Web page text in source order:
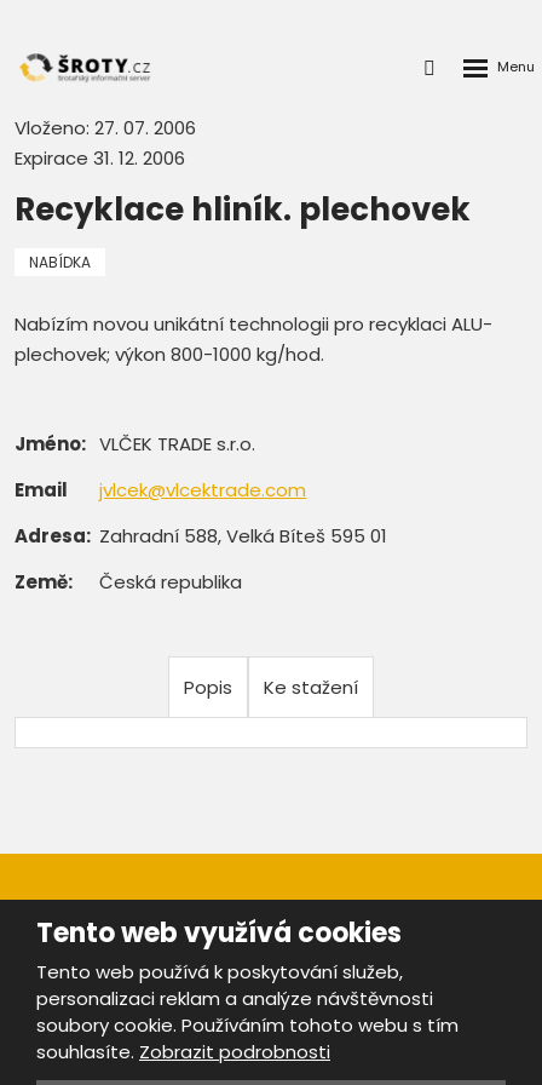
Přihlášení
Vloženo: 27. 07. 2006
Expirace 31. 12. 2006
Recyklace hliník. plechovek
NABÍDKA
Nabízím novou unikátní technologii pro recyklaci ALU-
plechovek; výkon 800-1000 kg/hod.
Jméno: VLČEK TRADE s.r.o.
Email
jvlcek@vlcektrade.com
Adresa: Zahradní 588, Velká Bíteš 595 01
Země:
Česká republika
Popis Ke stažení
Provozovatel portálu ŠROTY.cz je
Mapa stránek |Bezpečnost a ochrana osobních údajů
Podmínky použití
Tento web využívá cookies
Tento web používá k poskytování služeb,
personalizaci reklam a analýze návštěvnosti
soubory cookie. Používáním tohoto webu s tím
souhlasíte. Zobrazit podrobnosti